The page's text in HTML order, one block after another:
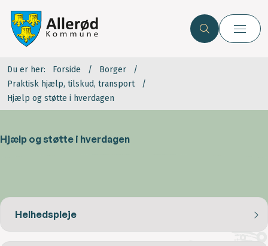
Du er her: Forside
Borger
Praktisk hjælp, tilskud, transport
Hjælp og støtte i hverdagen
Hjælp og støtte i hverdagen
Helhedspleje